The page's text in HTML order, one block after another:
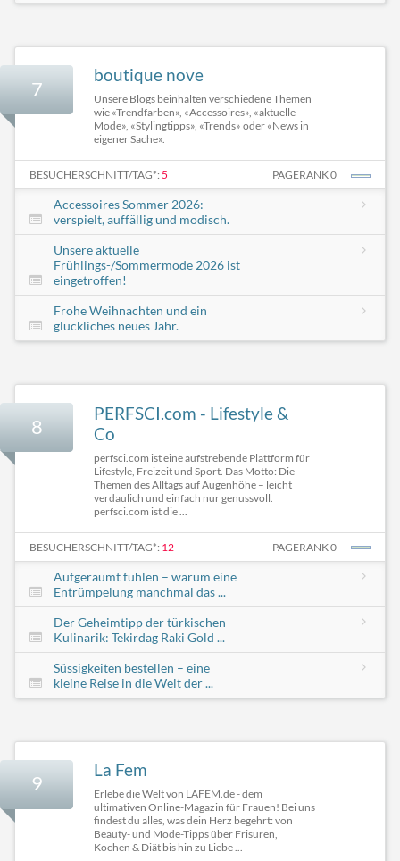
7
boutique nove
Unsere Blogs beinhalten verschiedene Themen
wie «Trendfarben», «Accessoires», «aktuelle
Mode», «Stylingtipps», «Trends» oder «News in
eigener Sache».
BESUCHERSCHNITT/TAG*: 5 PAGERANK 0
Accessoires Sommer 2026:
verspielt, auffällig und modisch.
Unsere aktuelle
Frühlings-/Sommermode 2026 ist
eingetroffen!
Frohe Weihnachten und ein
glückliches neues Jahr.
8
PERFSCI.com - Lifestyle &
Co
perfsci.com ist eine aufstrebende Plattform für
Lifestyle, Freizeit und Sport. Das Motto: Die
Themen des Alltags auf Augenhöhe – leicht
verdaulich und einfach nur genussvoll.
perfsci.com ist die ...
BESUCHERSCHNITT/TAG*: 12 PAGERANK 0
Aufgeräumt fühlen – warum eine
Entrümpelung manchmal das ...
Der Geheimtipp der türkischen
Kulinarik: Tekirdag Raki Gold ...
Süssigkeiten bestellen – eine
kleine Reise in die Welt der ...
9
La Fem
Erlebe die Welt von LAFEM.de - dem
ultimativen Online-Magazin für Frauen! Bei uns
findest du alles, was dein Herz begehrt: von
Beauty- und Mode-Tipps über Frisuren,
Kochen & Diät bis hin zu Liebe ...